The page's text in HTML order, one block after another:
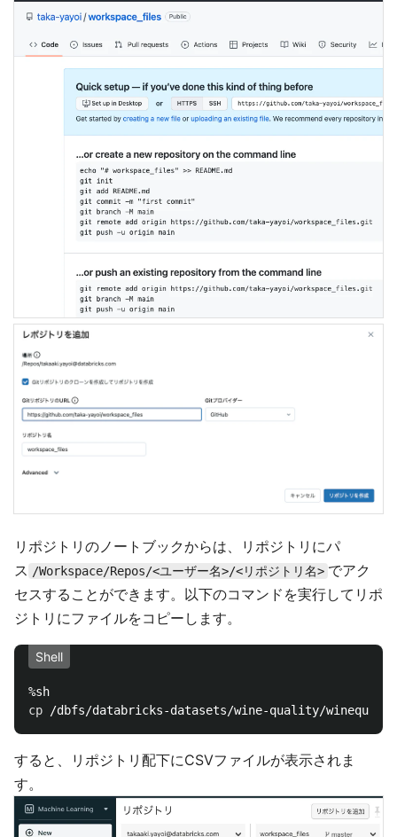
リポジトリのノートブックからは、リポジトリにパ
ス /Workspace/Repos/<ユーザー名>/<リポジトリ名> でアク
セスすることができます。以下のコマンドを実行してリポ
ジトリにファイルをコピーします。
Shell
cp
すると、リポジトリ配下にCSVファイルが表示されま
す。